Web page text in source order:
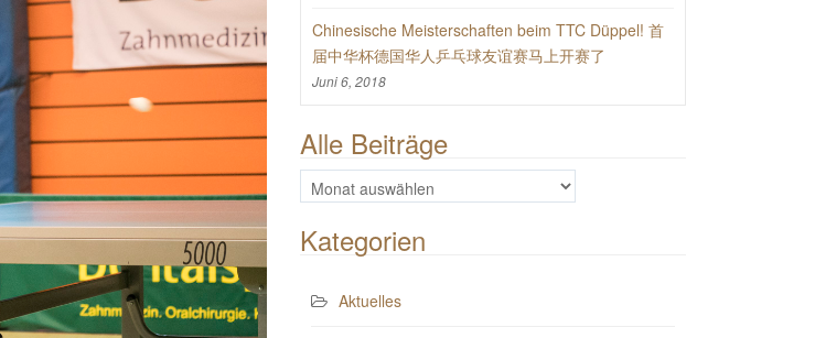
Chinesische Meisterschaften beim TTC Düppel! 首
届中华杯德国华人乒乓球友谊赛马上开赛了
Juni 6, 2018
Alle Beiträge
Alle
Beiträge
Kategorien
Aktuelles